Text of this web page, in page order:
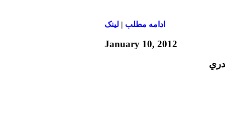
ادامه مطلب | لينک
January 10, 2012